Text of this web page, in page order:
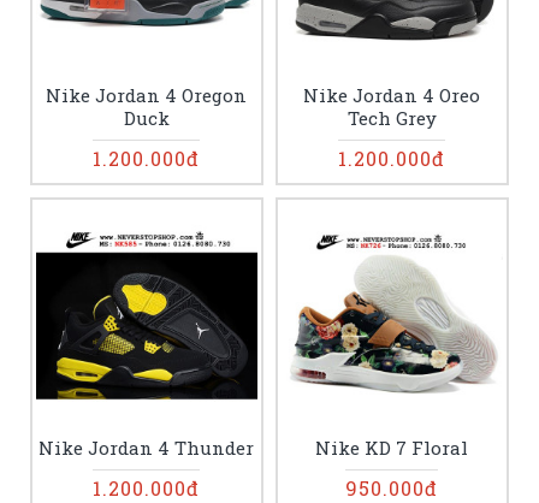
Nike Jordan 4 Oregon
Duck
1.200.000đ
Nike Jordan 4 Oreo
Tech Grey
1.200.000đ
Nike Jordan 4 Thunder
1.200.000đ
Nike KD 7 Floral
950.000đ